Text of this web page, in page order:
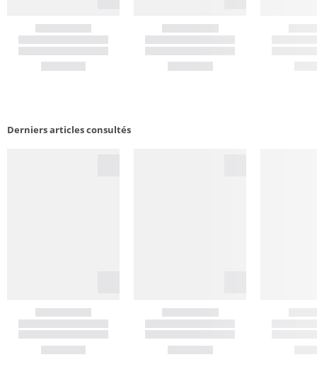
Derniers articles consultés